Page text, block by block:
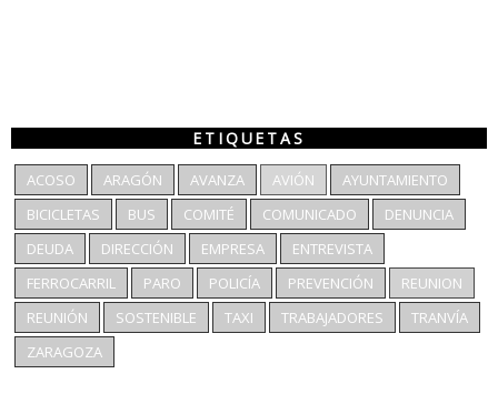
ETIQUETAS
ACOSO ARAGÓN AVANZA AVIÓN
AYUNTAMIENTO
BICICLETAS
BUS COMITÉ COMUNICADO
DENUNCIA
DEUDA
DIRECCIÓN EMPRESA
ENTREVISTA
FERROCARRIL
PARO POLICÍA PREVENCIÓN
REUNION
REUNIÓN
SOSTENIBLE TAXI TRABAJADORES
TRANVÍA
ZARAGOZA